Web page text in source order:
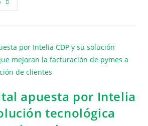
apuesta por Intelia
tecnológica